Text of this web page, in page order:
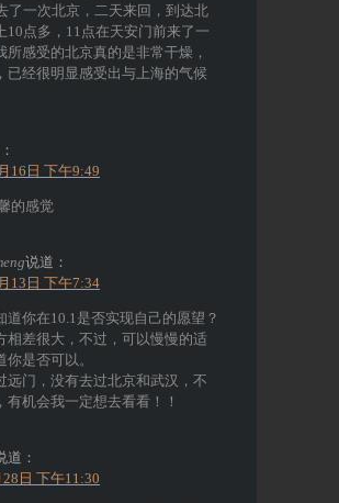
了一次北京，二天来回，到达北
10点多，11点在天安门前来了一
所感受的北京真的是非常干燥，
已经很明显感受出与上海的气候
16日 下午9:49
的感觉
说道：
13日 下午7:34
道你在10.1是否实现自己的愿望？
相差很大，不过，可以慢慢的适
你是否可以。
远门，没有去过北京和武汉，不
有机会我一定想去看看！！
道：
日 下午11:30